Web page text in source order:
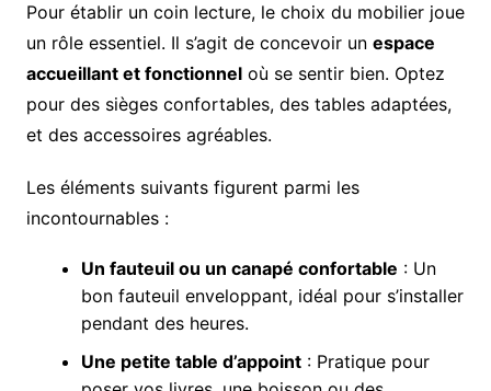
Pour établir un coin lecture, le choix du mobilier joue
un rôle essentiel. Il s’agit de concevoir un espace
accueillant et fonctionneloù se sentir bien. Optez
pour des sièges confortables, des tables adaptées,
et des accessoires agréables.
Les éléments suivants figurent parmi les
incontournables :
Un fauteuil ou un canapé confortable : Un
bon fauteuil enveloppant, idéal pour s’installer
pendant des heures.
Une petite table d’appoint: Pratique pour